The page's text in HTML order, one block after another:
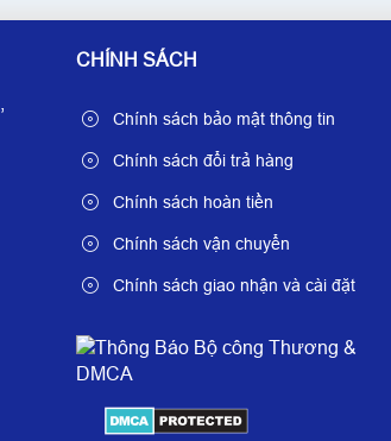
CHÍNH SÁCH
Chính sách bảo mật thông tin
Chính sách đổi trả hàng
Chính sách hoàn tiền
Chính sách vận chuyển
Chính sách giao nhận và cài đặt